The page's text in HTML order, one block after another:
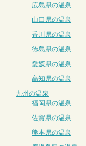
広島県の温泉
山口県の温泉
香川県の温泉
徳島県の温泉
愛媛県の温泉
高知県の温泉
九州の温泉
福岡県の温泉
佐賀県の温泉
熊本県の温泉